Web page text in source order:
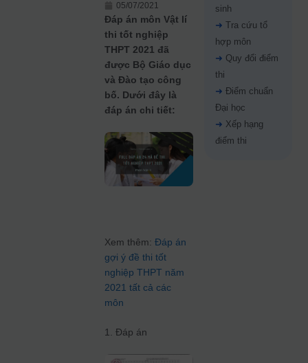
05/07/2021
Đáp án môn Vật lí
thi tốt nghiệp
THPT 2021 đã
được Bộ Giáo dục
và Đào tạo công
bố. Dưới đây là
đáp án chi tiết:
Xem thêm:Đáp án
gợi ý đề thi tốt
nghiệp THPT năm
2021 tất cả các
môn
1. Đáp án
sinh
➜ Tra cứu tổ
hợp môn
➜ Quy đổi điểm
thi
➜ Điểm chuẩn
Đại học
➜ Xếp hạng
điểm thi